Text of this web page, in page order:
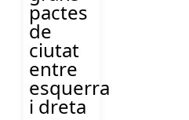
pactes
de
ciutat
entre
esquerra
i dreta